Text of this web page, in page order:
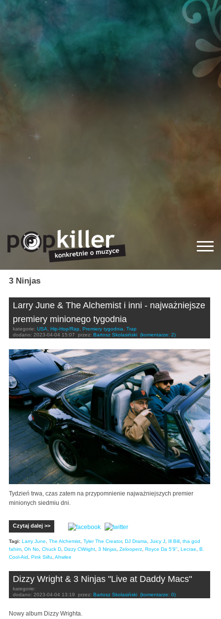
3 Ninjas
Larry June & The Alchemist i inni - najważniejsze
premiery minionego tygodnia
kategorie: USA, Hip-Hop/Rap, Premiery tygodnia, Trap
dodano: 2023-04-04 15:07 przez: Bartosz Skolasiński (komentarze: 2)
Tydzień trwa, czas zatem na przypomnienie najważniejszych premier
minionych siedmiu dni.
Czytaj dalej >>
Tagi: Larry June The Alchemist Tyler The Creator, DJ Drama Juicy J Ill Bill tha god
fahim Oh No Chuck D Dizzy CWright 3 Ninjas Zelooperz Royce Da 5'9'' Lecrae
B.
Cool-Aid
Pink Siifu Ahwlee
Dizzy Wright & 3 Ninjas "Live at Daddy Macs"
kategorie:
dodano: 2023-04-04 13:19 przez: Bartosz Skolasiński (komentarze: 0)
Nowy album Dizzy Wrighta.